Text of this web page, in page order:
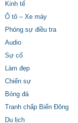
Kinh tế
Ô tô – Xe máy
Phóng sự điều tra
Audio
Sự cố
Làm đẹp
Chiến sự
Bóng đá
Tranh chấp Biển Đông
Du lịch